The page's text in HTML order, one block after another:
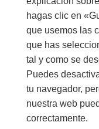
hagas clic en
que usemos las
que has
tal y como se
Puedes
tu navegador,
nuestra web
correctamente.